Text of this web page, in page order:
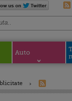
Auto